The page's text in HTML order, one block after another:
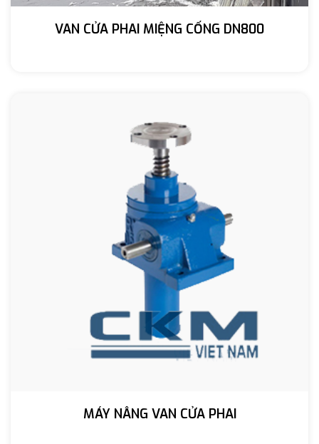
VAN CỬA PHAI MIỆNG CỐNG DN800
MÁY NÂNG VAN CỬA PHAI